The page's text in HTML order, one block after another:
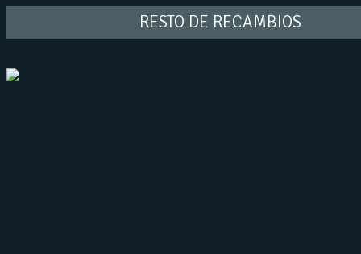
RESTO DE RECAMBIOS